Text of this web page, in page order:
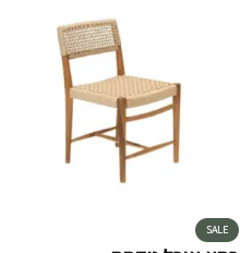
SALE